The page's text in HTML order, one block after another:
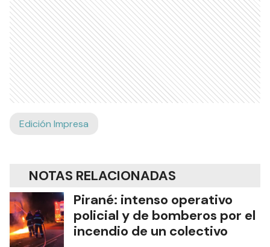
Edición Impresa
NOTAS RELACIONADAS
Pirané: intenso operativo
policial y de bomberos por el
incendio de un colectivo